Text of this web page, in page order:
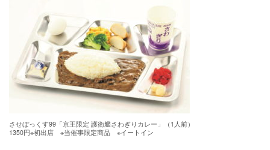
させぼっくす99「京王限定 護衛艦さわぎりカレー」（1人前）
1350円※初出店 ※当催事限定商品 ※イートイン